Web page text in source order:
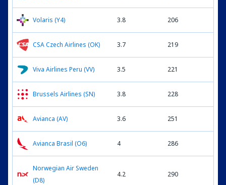
Volaris (Y4) 3.8 206
CSA Czech Airlines (OK) 3.7 219
Viva Airlines Peru (VV) 3.5 221
Brussels Airlines (SN) 3.8 228
Avianca (AV) 3.6 251
Avianca Brasil (O6) 4 286
Norwegian Air Sweden
(D8)
4.2 290